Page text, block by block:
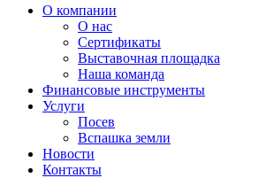
О компании
О нас
Сертификаты
Выставочная площадка
Наша команда
Финансовые инструменты
Услуги
Посев
Вспашка земли
Новости
Контакты